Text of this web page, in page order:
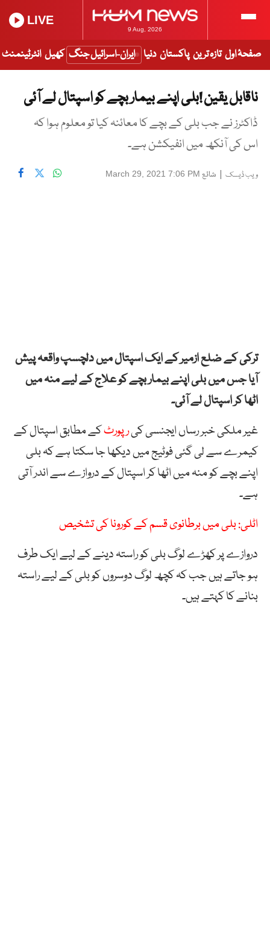
9 Aug, 2026
LIVE
صفحۂ اول تازہ ترین پاکستان دنیا ایران-اسرائیل جنگ کھیل انٹرٹینمنٹ
ناقابل یقین !بلی اپنے بیمار بچے کو اسپتال لے آئی
ڈاکٹرز نے جب بلی کے بچے کا معائنہ کیا تو معلوم ہوا کہ
اس کی آنکھ میں انفیکشن ہے۔
ویب ڈیسک | شائع March 29, 2021 7:06 PM
ترکی کے ضلع ازمیر کے ایک اسپتال میں دلچسپ واقعہ پیش
آیا جس میں بلی اپنے بیمار بچے کو علاج کے لیے منہ میں
اٹھا کر اسپتال لے آئی۔
غیر ملکی خبر رساں ایجنسی کیرپورٹکے مطابق اسپتال کے
کیمرے سے لی گئی فوٹیج میں دیکھا جا سکتا ہے کہ بلی
اپنے بچے کو منہ میں اٹھا کر اسپتال کے دروازے سے اندر آتی
ہے۔
اٹلی: بلی میں برطانوی قسم کے کورونا کی تشخیص
دروازے پر کھڑے لوگ بلی کو راستہ دینے کے لیے ایک طرف
ہو جاتے ہیں جب کہ کچھ لوگ دوسروں کو بلی کے لیے راستہ
بنانے کا کہتے ہیں۔